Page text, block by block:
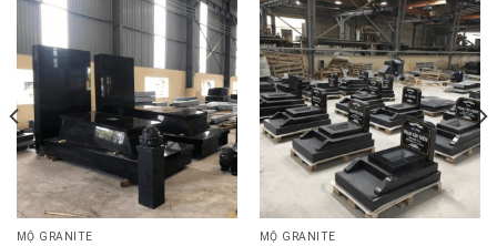
MỘ GRANITE MỘ GRANITE